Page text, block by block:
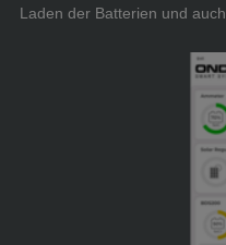
Laden der Batterien und